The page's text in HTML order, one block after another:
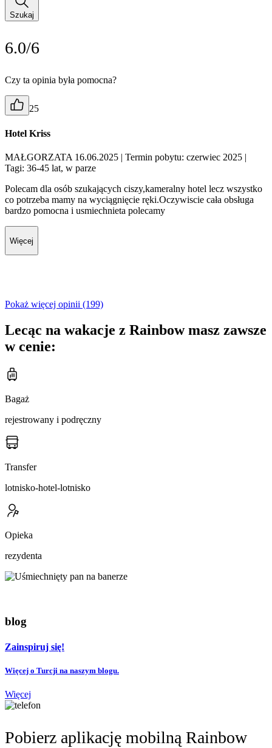
Szukaj
6.0/6
Czy ta opinia była pomocna?
25
Hotel Kriss
MAŁGORZATA 16.06.2025 | Termin pobytu: czerwiec 2025 |
Tagi: 36-45 lat, w parze
Polecam dla osób szukających ciszy,kameralny hotel lecz wszystko
co potrzeba mamy na wyciągnięcie ręki.Oczywiscie cała obsługa
bardzo pomocna i usmiechnieta polecamy
Więcej
Pokaż więcej opinii (199)
Lecąc na wakacje z Rainbow masz zawsze
w cenie:
Bagaż
rejestrowany i podręczny
Transfer
lotnisko-hotel-lotnisko
Opieka
rezydenta
blog
Zainspiruj się!
Więcej o Turcji na naszym blogu.
Więcej
Pobierz aplikację mobilną Rainbow